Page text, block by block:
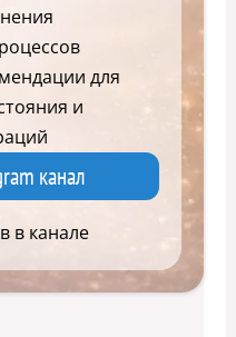
для
и
канал
в канале